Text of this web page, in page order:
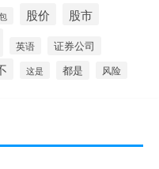
股价 股市
英语 证券公司
这是 都是 风险